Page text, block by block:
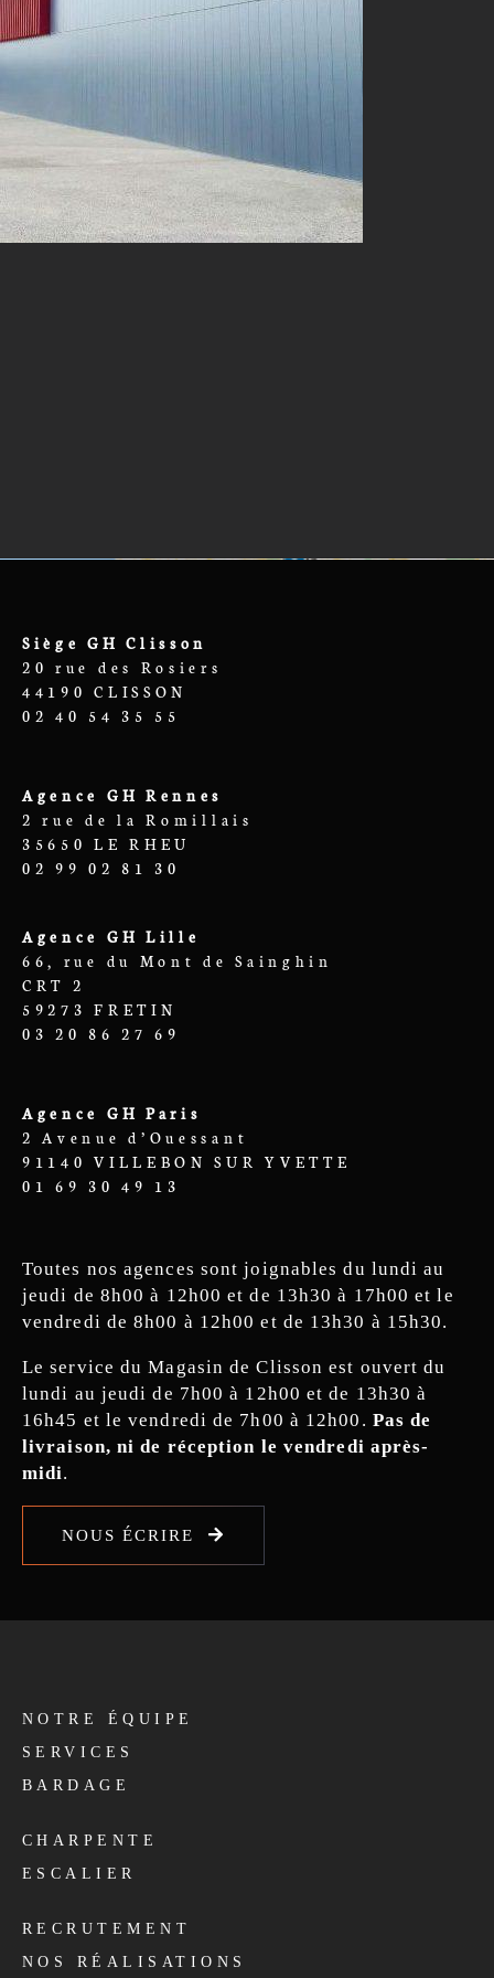
Siège GH Clisson
20 rue des Rosiers
44190 CLISSON
02 40 54 35 55
Agence GH Rennes
2 rue de la Romillais
35650 LE RHEU
02 99 02 81 30
Agence GH Lille
66, rue du Mont de Sainghin
CRT 2
59273 FRETIN
03 20 86 27 69
Agence GH Paris
2 Avenue d’Ouessant
91140 VILLEBON SUR YVETTE
01 69 30 49 13
Toutes nos agences sont joignables du lundi au
jeudi de 8h00 à 12h00 et de 13h30 à 17h00 et le
vendredi de 8h00 à 12h00 et de 13h30 à 15h30.
Le service du Magasin de Clisson est ouvert du
lundi au jeudi de 7h00 à 12h00 et de 13h30 à
16h45 et le vendredi de 7h00 à 12h00. Pas de
livraison, ni de réception le vendredi après-
midi.
NOUS ÉCRIRE
NOTRE ÉQUIPE
SERVICES
BARDAGE
CHARPENTE
ESCALIER
RECRUTEMENT
NOS RÉALISATIONS